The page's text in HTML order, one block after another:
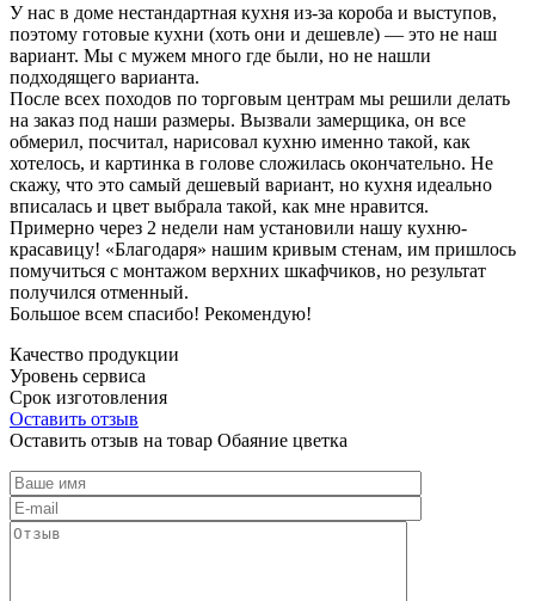
У нас в доме нестандартная кухня из-за короба и выступов,
поэтому готовые кухни (хоть они и дешевле) — это не наш
вариант. Мы с мужем много где были, но не нашли
подходящего варианта.
После всех походов по торговым центрам мы решили делать
на заказ под наши размеры. Вызвали замерщика, он все
обмерил, посчитал, нарисовал кухню именно такой, как
хотелось, и картинка в голове сложилась окончательно. Не
скажу, что это самый дешевый вариант, но кухня идеально
вписалась и цвет выбрала такой, как мне нравится.
Примерно через 2 недели нам установили нашу кухню-
красавицу! «Благодаря» нашим кривым стенам, им пришлось
помучиться с монтажом верхних шкафчиков, но результат
получился отменный.
Большое всем спасибо! Рекомендую!
Качество продукции
Уровень сервиса
Срок изготовления
Оставить отзыв
Оставить отзыв на товар Обаяние цветка